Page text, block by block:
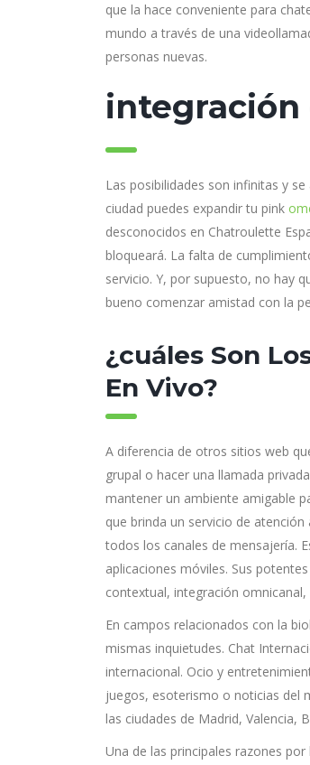
que la hace conveniente para
mundo a través de una
personas nuevas.
integración
Las posibilidades son infinitas y
ciudad puedes expandir tu pink
desconocidos en Chatroulette
bloqueará. La falta de
servicio. Y, por supuesto, no hay
bueno comenzar amistad con la
¿cuáles Son
En Vivo?
A diferencia de otros sitios web
grupal o hacer una llamada
mantener un ambiente amigable
que brinda un servicio de
todos los canales de mensajería.
aplicaciones móviles. Sus
contextual, integración
En campos relacionados con la
mismas inquietudes. Chat
internacional. Ocio y
juegos, esoterismo o noticias del
las ciudades de Madrid, Valencia,
Una de las principales razones